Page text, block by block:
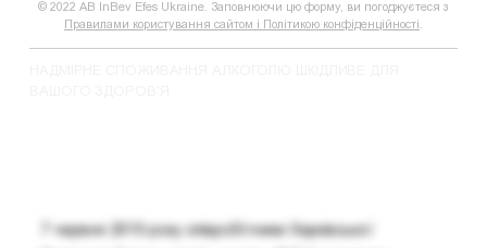
© 2022 AB InBev Efes Ukraine. Заповнюючи цю форму, ви погоджуєтеся з
Правилами користування сайтом і Політикою конфіденційності.
7 червня 2019 року співробітники Харківської